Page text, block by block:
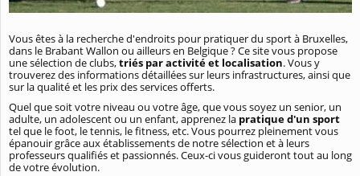
Vous êtes à la recherche d'endroits pour pratiquer du sport à Bruxelles,
dans le Brabant Wallon ou ailleurs en Belgique ? Ce site vous propose
une sélection de clubs,triés par activité et localisation. Vous y
trouverez des informations détaillées sur leurs infrastructures, ainsi que
sur la qualité et les prix des services offerts.
Quel que soit votre niveau ou votre âge, que vous soyez un senior, un
adulte, un adolescent ou un enfant, apprenez la pratique d'un sport
tel que le foot, le tennis, le fitness, etc. Vous pourrez pleinement vous
épanouir grâce aux établissements de notre sélection et à leurs
professeurs qualifiés et passionnés. Ceux-ci vous guideront tout au long
de votre évolution.